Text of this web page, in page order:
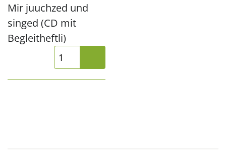
Mir juuchzed und
singed (CD mit
Begleitheftli)